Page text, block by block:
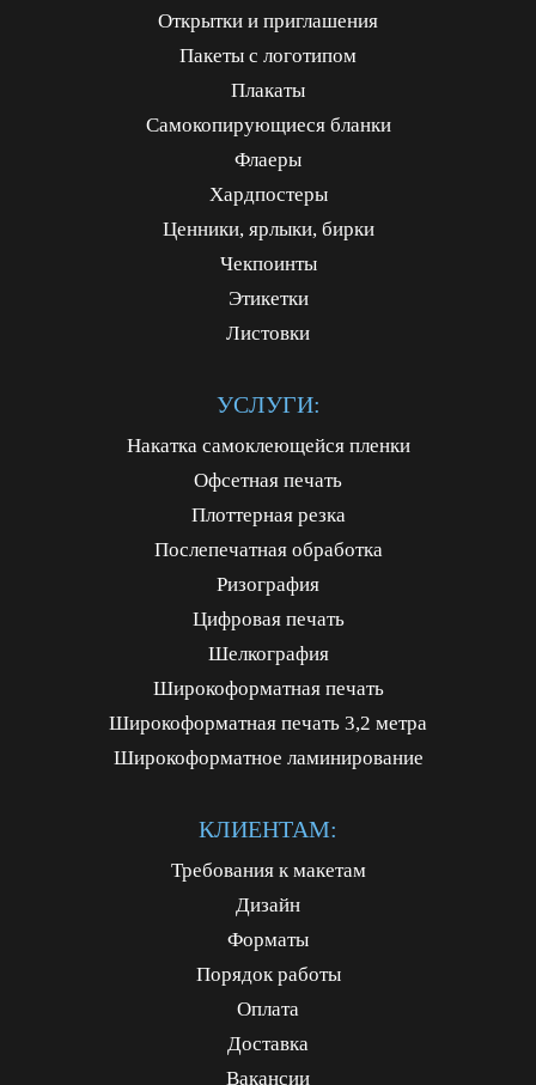
Открытки и приглашения
Пакеты с логотипом
Плакаты
Самокопирующиеся бланки
Флаеры
Хардпостеры
Ценники, ярлыки, бирки
Чекпоинты
Этикетки
Листовки
УСЛУГИ:
Накатка самоклеющейся пленки
Офсетная печать
Плоттерная резка
Послепечатная обработка
Ризография
Цифровая печать
Шелкография
Широкоформатная печать
Широкоформатная печать 3,2 метра
Широкоформатное ламинирование
КЛИЕНТАМ:
Требования к макетам
Дизайн
Форматы
Порядок работы
Оплата
Доставка
Вакансии